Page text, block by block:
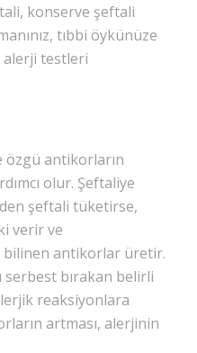
konserve şeftali
tıbbi öykünüze
alerji testleri
özgü antikorların
olur. Şeftaliye
şeftali tüketirse,
verir ve
bilinen antikorlar üretir.
bırakan belirli
reaksiyonlara
artması, alerjinin